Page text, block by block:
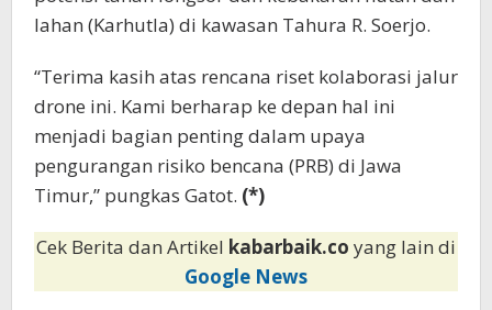
lahan (Karhutla) di kawasan Tahura R. Soerjo.
“Terima kasih atas rencana riset kolaborasi jalur
drone ini. Kami berharap ke depan hal ini
menjadi bagian penting dalam upaya
pengurangan risiko bencana (PRB) di Jawa
Timur,” pungkas Gatot. (*)
Cek Berita dan Artikel kabarbaik.co yang lain di
Google News